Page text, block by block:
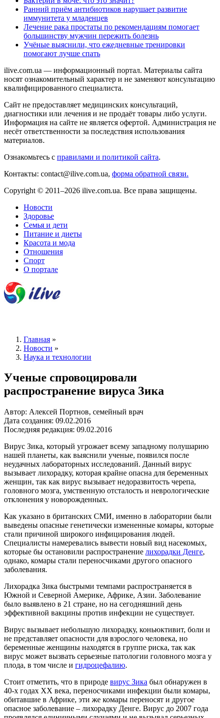
Ранний приём антибиотиков нарушает развитие
иммунитета у младенцев
Лечение рака простаты по рекомендациям помогает
большинству мужчин пережить болезнь
Учёные выяснили, что ежедневные тренировки
помогают лучше спать
ilive.com.ua — информационный портал. Материалы сайта
носят ознакомительный характер и не заменяют консультацию
квалифицированного специалиста.
Сайт не предоставляет медицинских консультаций,
диагностики или лечения и не продаёт товары либо услуги.
Информация на сайте не является офертой. Администрация не
несёт ответственности за последствия использования
материалов.
Ознакомьтесь с правилами и политикой сайта.
Контакты: contact@ilive.com.ua, форма обратной связи.
Copyright © 2011–2026 ilive.com.ua. Все права защищены.
Новости
Здоровье
Семья и дети
Питание и диеты
Красота и мода
Отношения
Спорт
О портале
Главная »
Новости »
Наука и технологии
Ученые спровоцировали
распространение вируса Зика
Автор: Алексей Портнов, семейный врач
Дата создания: 09.02.2016
Последняя редакция: 09.02.2016
Вирус Зика, который угрожает всему западному полушарию
нашей планеты, как выяснили ученые, появился после
неудачных лабораторных исследований. Данный вирус
вызывает лихорадку, которая крайне опасна для беременных
женщин, так как вирус вызывает недоразвитость черепа,
головного мозга, умственную отсталость и неврологические
отклонения у новорожденных.
Как указано в британских СМИ, именно в лаборатории были
выведены опасные генетически измененные комары, которые
стали причиной широкого инфицирования людей.
Специалисты намеревались вывести новый вид насекомых,
которые бы остановили распространение лихорадки Денге,
однако, комары стали переносчиками другого опасного
заболевания.
Лихорадка Зика быстрыми темпами распространяется в
Южной и Северной Америке, Африке, Азии. Заболевание
было выявлено в 21 стране, но на сегодняшний день
эффективной вакцины против инфекции не существует.
Вирус вызывает небольшую лихорадку, коньюктивит, боли и
не представляет опасности для взрослого человека, но
беременные женщины находятся в группе риска, так как
вирус может вызвать серьезные патологии головного мозга у
плода, в том числе и гидроцефалию.
Стоит отметить, что в природе вирус Зика был обнаружен в
40-х годах XX века, переносчиками инфекции были комары,
обитавшие в Африке, эти же комары переносят и другое
опасное заболевание – лихорадку Денге. Вирус до 2007 года